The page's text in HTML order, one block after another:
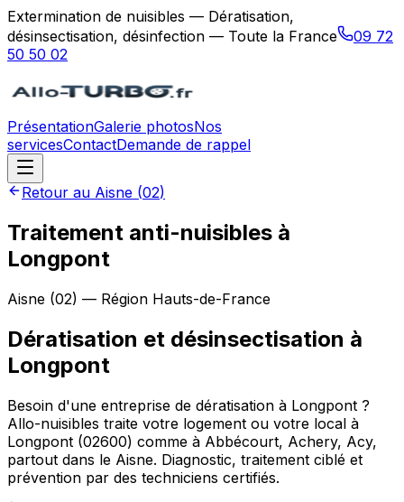
Extermination de nuisibles — Dératisation,
désinsectisation, désinfection — Toute la France
09 72
50 50 02
PrésentationGalerie photosNos
servicesContactDemande de rappel
Retour au Aisne (02)
Traitement anti-nuisibles à
Longpont
Aisne (02) — Région Hauts-de-France
Dératisation et désinsectisation à
Longpont
Besoin d'une entreprise de dératisation à Longpont ?
Allo-nuisibles traite votre logement ou votre local à
Longpont (02600) comme à Abbécourt, Achery, Acy,
partout dans le Aisne. Diagnostic, traitement ciblé et
prévention par des techniciens certifiés.